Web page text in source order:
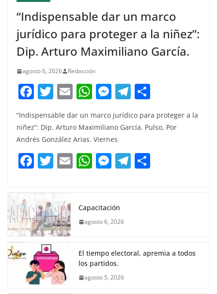
“Indispensable dar un marco
jurídico para proteger a la niñez”:
Dip. Arturo Maximiliano García.
agosto 6, 2026 Redacción
F
c
e
b
o
k
T
w
itt
er
E
ai
l
W
at
s
A
p
M
e
ss
e
n
g
T
e
a
m
m
“Indispensable dar un marco jurídico para proteger a la
niñez”: Dip. Arturo Maximiliano García. Pulso, Por
Andrés González Arias. Viernes
F
c
e
b
o
o
k
T
itt
er
E W
s
A
p
M
e
n
er
T
Capacitación
agosto 6, 2026
El tiempo electoral, apremia a todos
los partidos.
agosto 5, 2026